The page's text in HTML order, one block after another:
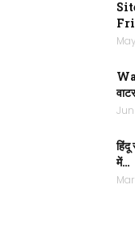
Jun
में…